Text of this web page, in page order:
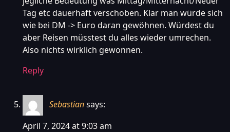
Tag etc dauerhaft verschoben. Klar man würde sich
wie bei DM -> Euro daran gewöhnen. Würdest du
aber Reisen müsstest du alles wieder umrechen.
Also nichts wirklich gewonnen.
Reply
Sebastiansays:
April 7, 2024 at 9:03 am